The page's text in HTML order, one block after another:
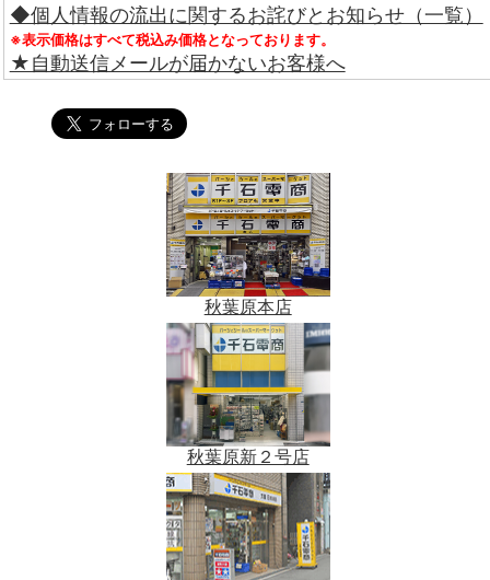
◆個人情報の流出に関するお詫びとお知らせ（一覧）
※表示価格はすべて税込み価格となっております。
★自動送信メールが届かないお客様へ
秋葉原本店
秋葉原新２号店